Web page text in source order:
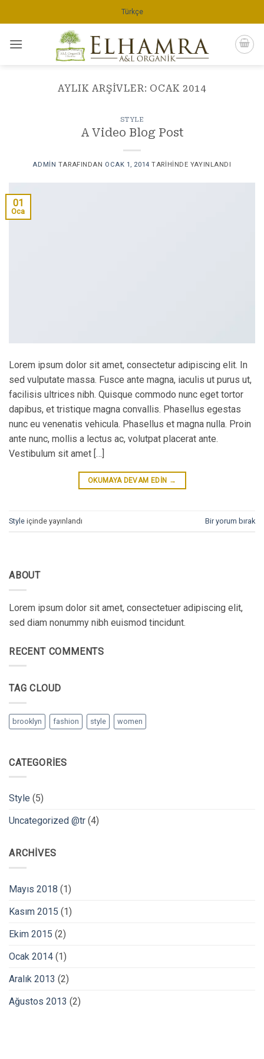
atla
Türkçe
AYLIK ARŞIVLER: OCAK 2014
STYLE
A Video Blog Post
ADMIN TARAFINDAN OCAK 1, 2014 TARIHINDE YAYINLANDI
01
Oca
Lorem ipsum dolor sit amet, consectetur adipiscing elit. In
sed vulputate massa. Fusce ante magna, iaculis ut purus ut,
facilisis ultrices nibh. Quisque commodo nunc eget tortor
dapibus, et tristique magna convallis. Phasellus egestas
nunc eu venenatis vehicula. Phasellus et magna nulla. Proin
ante nunc, mollis a lectus ac, volutpat placerat ante.
Vestibulum sit amet […]
OKUMAYA DEVAM EDIN →
Style içinde yayınlandı Bir yorum bırak
ABOUT
Lorem ipsum dolor sit amet, consectetuer adipiscing elit,
sed diam nonummy nibh euismod tincidunt.
RECENT COMMENTS
TAG CLOUD
brooklyn fashion style women
CATEGORIES
Style (5)
Uncategorized @tr (4)
ARCHIVES
Mayıs 2018 (1)
Kasım 2015 (1)
Ekim 2015 (2)
Ocak 2014 (1)
Aralık 2013 (2)
Ağustos 2013 (2)